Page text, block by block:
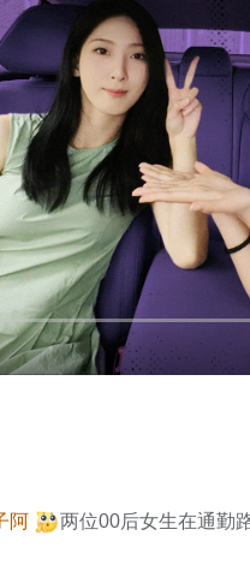
阿 两位00后女生在通勤